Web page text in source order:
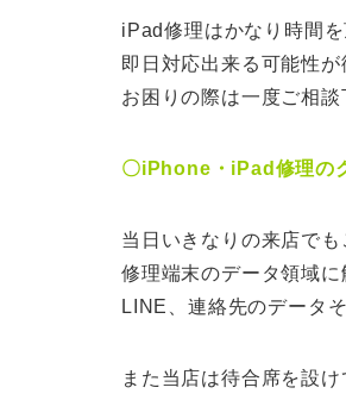
iPad修理はかなり時間
即日対応出来る可能性が
お困りの際は一度ご相談
〇iPhone・iPad修理の
当日いきなりの来店でも
修理端末のデータ領域
LINE、連絡先のデータ
また当店は待合席を設け